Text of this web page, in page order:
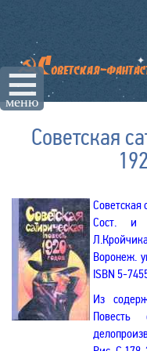
☰
меню
Советская
Советская
Сост. и
Воронеж.
ISBN 5-
Из